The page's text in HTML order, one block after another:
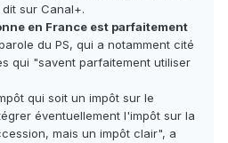
sur Canal+.
en France est parfaitement
du PS, qui a notamment cité
qui "savent parfaitement utiliser
qui soit un impôt sur le
éventuellement l'impôt sur la
mais un impôt clair", a